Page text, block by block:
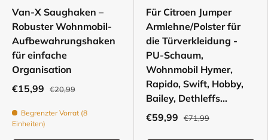
Van-X Saughaken –
Robuster Wohnmobil-
Aufbewahrungshaken
für einfache
Organisation
€15,99
€20,99
Begrenzter Vorrat (8
Einheiten)
Für Citroen Jumper
Armlehne/Polster für
die Türverkleidung -
PU-Schaum,
Wohnmobil Hymer,
Rapido, Swift, Hobby,
Bailey, Dethleffs...
€59,99
€71,99